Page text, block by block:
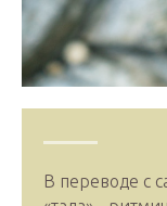
В переводе с